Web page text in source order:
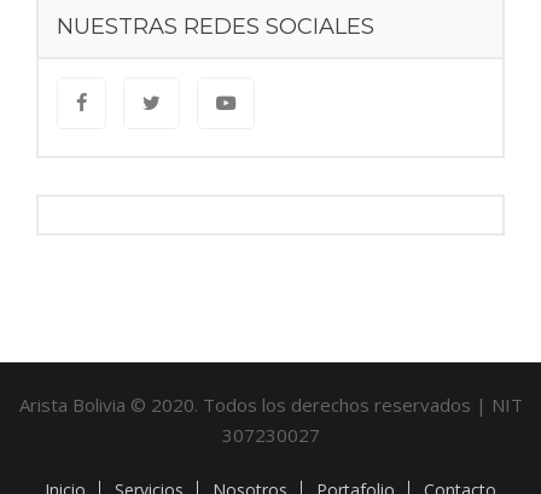
NUESTRAS REDES SOCIALES
Arista Bolivia © 2020. Todos los derechos reservados | NIT
307230027